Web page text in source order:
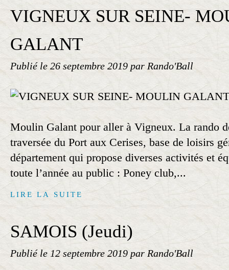
VIGNEUX SUR SEINE-
GALANT
Publié le 26 septembre 2019 par Rando'Ball
Moulin Galant pour aller à Vigneux. La rando
traversée du Port aux Cerises, base de loisirs
département qui propose diverses activités et
toute l’année au public : Poney club,...
LIRE LA SUITE
SAMOIS (Jeudi)
Publié le 12 septembre 2019 par Rando'Ball